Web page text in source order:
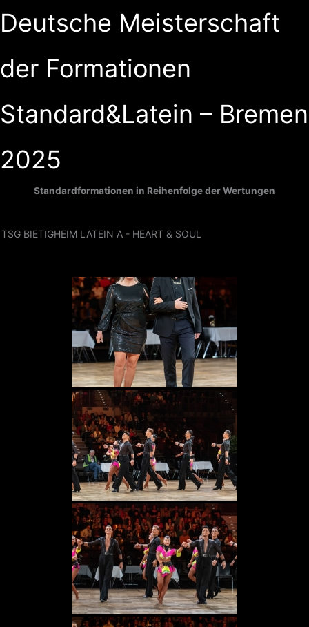
Inhalt
Deutsche Meisterschaft
der Formationen
Standard&Latein – Bremen
2025
Standardformationen in Reihenfolge der Wertungen
TSG BIETIGHEIM LATEIN A - HEART & SOUL